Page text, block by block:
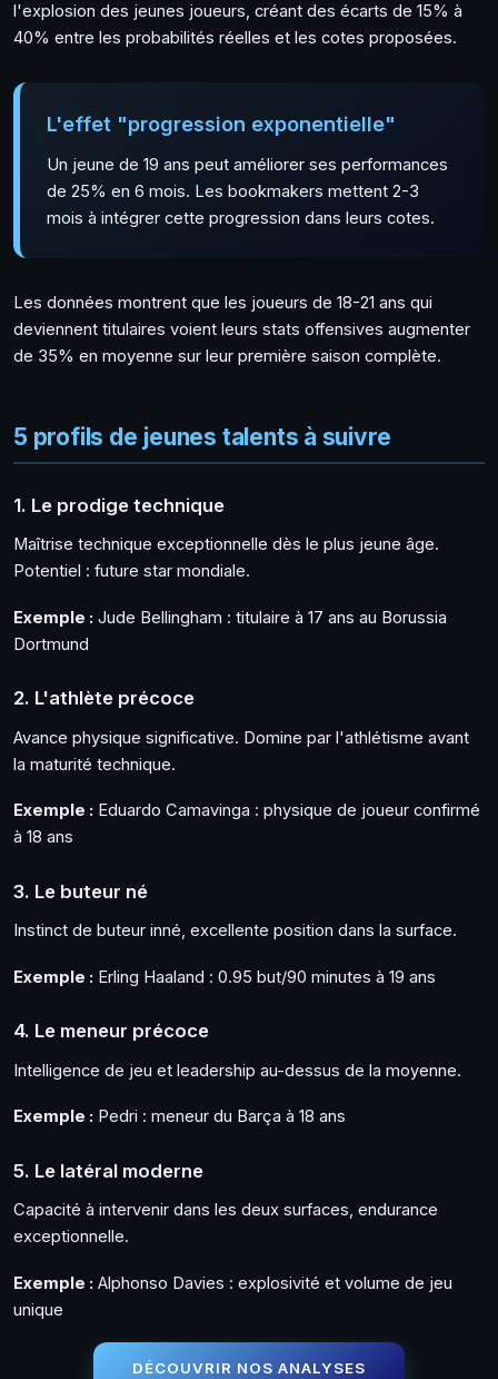
l'explosion des jeunes joueurs, créant des écarts de 15% à
40% entre les probabilités réelles et les cotes proposées.
L'effet "progression exponentielle"
Un jeune de 19 ans peut améliorer ses performances
de 25% en 6 mois. Les bookmakers mettent 2-3
mois à intégrer cette progression dans leurs cotes.
Les données montrent que les joueurs de 18-21 ans qui
deviennent titulaires voient leurs stats offensives augmenter
de 35% en moyenne sur leur première saison complète.
5 profils de jeunes talents à suivre
1. Le prodige technique
Maîtrise technique exceptionnelle dès le plus jeune âge.
Potentiel : future star mondiale.
Exemple : Jude Bellingham : titulaire à 17 ans au Borussia
Dortmund
2. L'athlète précoce
Avance physique significative. Domine par l'athlétisme avant
la maturité technique.
Exemple : Eduardo Camavinga : physique de joueur confirmé
à 18 ans
3. Le buteur né
Instinct de buteur inné, excellente position dans la surface.
Exemple : Erling Haaland : 0.95 but/90 minutes à 19 ans
4. Le meneur précoce
Intelligence de jeu et leadership au-dessus de la moyenne.
Exemple : Pedri : meneur du Barça à 18 ans
5. Le latéral moderne
Capacité à intervenir dans les deux surfaces, endurance
exceptionnelle.
Exemple : Alphonso Davies : explosivité et volume de jeu
unique
DÉCOUVRIR NOS ANALYSES